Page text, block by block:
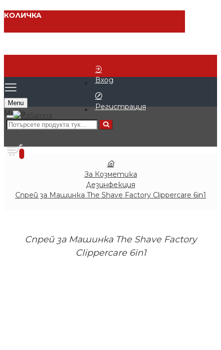
КОЛИЧКА
Вход
Регистрация
Menu
0
За Козметика
Дезинфекция
Спрей за Машинка The Shave Factory Clippercare 6in1
Спрей за Машинка The Shave Factory
Clippercare 6in1